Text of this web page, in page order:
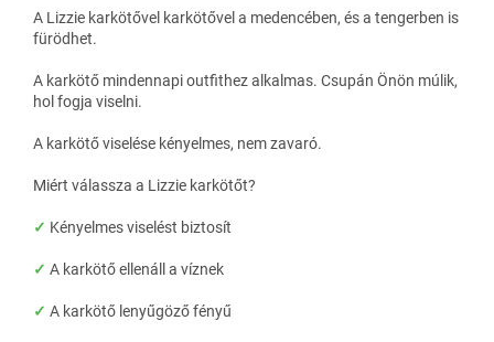
A Lizzie karkötővel karkötővel a medencében, és a tengerben is
fürödhet.
A karkötő mindennapi outfithez alkalmas. Csupán Önön múlik,
hol fogja viselni.
A karkötő viselése kényelmes, nem zavaró.
Miért válassza a Lizzie karkötőt?
✓ Kényelmes viselést biztosít
✓ A karkötő ellenáll a víznek
✓ A karkötő lenyűgöző fényű